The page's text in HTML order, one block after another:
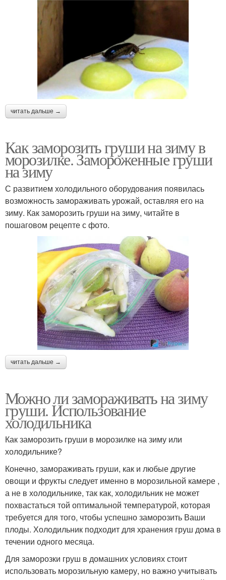
читать дальше →
Как заморозить груши на зиму в
морозилке. Замороженные груши
на зиму
С развитием холодильного оборудования появилась
возможность замораживать урожай, оставляя его на
зиму. Как заморозить груши на зиму, читайте в
пошаговом рецепте с фото.
читать дальше →
Можно ли замораживать на зиму
груши. Использование
холодильника
Как заморозить груши в морозилке на зиму или
холодильнике?
Конечно, замораживать груши, как и любые другие
овощи и фрукты следует именно в морозильной камере ,
а не в холодильнике, так как, холодильник не может
похвастаться той оптимальной температурой, которая
требуется для того, чтобы успешно заморозить Ваши
плоды. Холодильник подходит для хранения груш дома в
течении одного месяца.
Для заморозки груш в домашних условиях стоит
использовать морозильную камеру, но важно учитывать